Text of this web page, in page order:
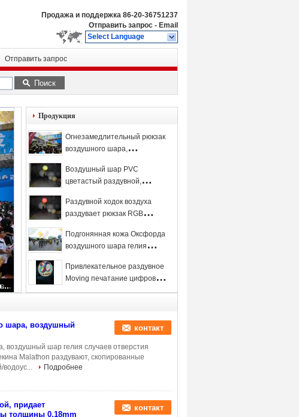
Продажа и поддержка 86-20-36751237
Отправить запрос - Email
Select Language
Отправить запрос
Поиск
Огнезамедлительный рюкзак воздушного шара, воздушный шар гелия случаев отверстия раздувной
Продукция
Огнезамедлительный рюкзак
воздушного шара,
случаев отверстия раздувной
Воздушный шар PVC
цветастый раздувной,
воздушному шару рекламы
толщины 0.18mm
Раздувной ходок воздуха
раздувает рюкзак RGB
Кристмас
Подгонянная кожа Оксфорда
воздушного шара гелия
раздувная гуляя
Привлекательное раздувное
Moving печатание цифров
воздушного шара с RGB вело
шара, воздушный
контакт
воздушный шар гелия случаев отверстия
Malathon раздувают, скопированные
водоус...
Подробнее
придает
толщины 0.18mm
контакт